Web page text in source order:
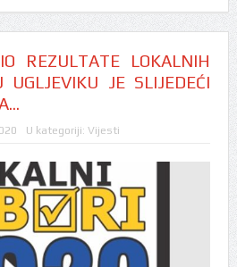
REZULTATE LOKALNIH
JE SLIJEDEĆI
U kategoriji: Vijesti